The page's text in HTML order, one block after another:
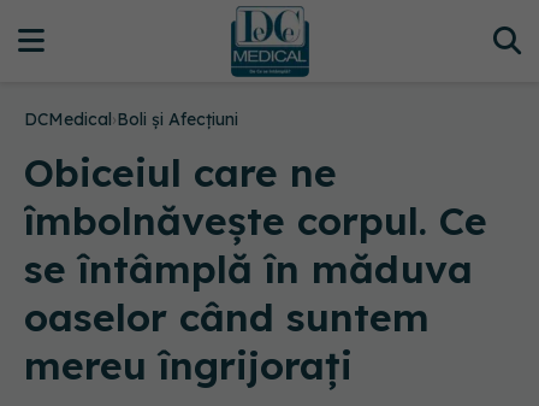
DCMedical›Boli și Afecțiuni
Obiceiul care ne
îmbolnăvește corpul. Ce
se întâmplă în măduva
oaselor când suntem
mereu îngrijorați